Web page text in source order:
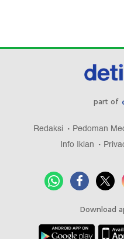
part of
Redaksi Pedoman
Info Iklan
Download